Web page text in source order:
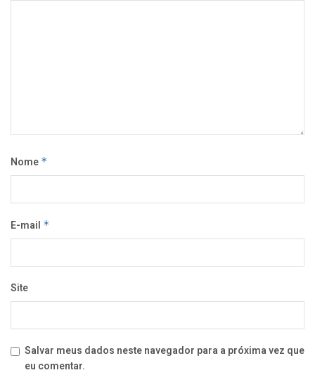
Nome *
E-mail *
Site
Salvar meus dados neste navegador para a próxima vez que
eu comentar.